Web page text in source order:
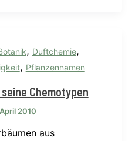
, Duftchemie,
, Pflanzennamen
Chemotypen
2010
aus